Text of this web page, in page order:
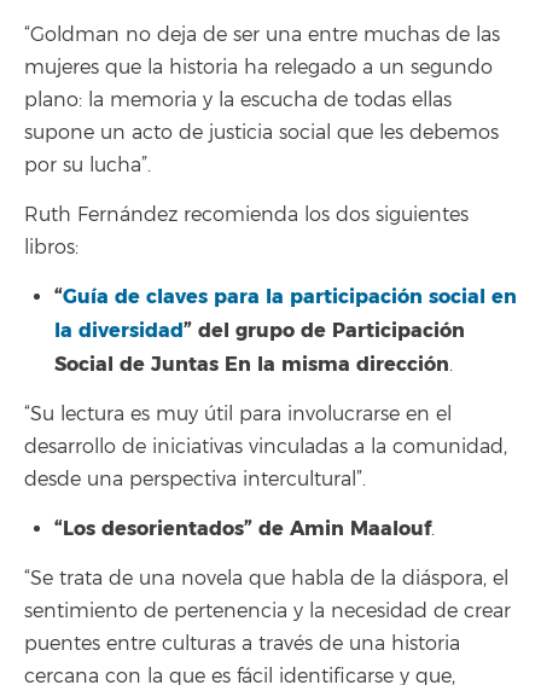
“Goldman no deja de ser una entre muchas de las
mujeres que la historia ha relegado a un segundo
plano: la memoria y la escucha de todas ellas
supone un acto de justicia social que les debemos
por su lucha”.
Ruth Fernández recomienda los dos siguientes
libros:
“Guía de claves para la participación social en
la diversidad” del grupo de Participación
Social de Juntas En la misma dirección.
“Su lectura es muy útil para involucrarse en el
desarrollo de iniciativas vinculadas a la comunidad,
desde una perspectiva intercultural”.
“Los desorientados” de Amin Maalouf.
“Se trata de una novela que habla de la diáspora, el
sentimiento de pertenencia y la necesidad de crear
puentes entre culturas a través de una historia
cercana con la que es fácil identificarse y que,